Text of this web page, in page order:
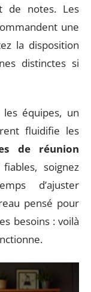
de notes. Les
une
la disposition
distinctes si
équipes, un
fluidifie les
de réunion
soignez
d’ajuster
pensé pour
besoins : voilà